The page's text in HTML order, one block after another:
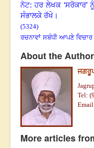
ਨੋਟ: ਹਰ ਲੇਖਕ
ਸੰਭਾਲਕੇ ਰੱਖੇ।
(5324)
ਰਚਨਾਵਾਂ ਸਬੰਧੀ ਆਪਣੇ
About the Author
Tel:
More articles